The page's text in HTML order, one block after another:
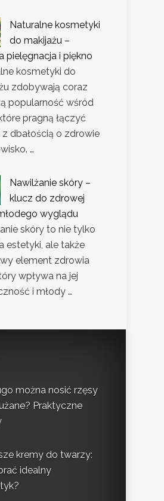
Naturalne kosmetyki
do makijażu –
pielęgnacja i piękno
kosmetyki do
zdobywają coraz
popularność wśród
pragną łączyć
dbałością o zdrowie
…
Nawilżanie skóry –
klucz do zdrowej
wyglądu
skóry to nie tylko
estetyki, ale także
element zdrowia
wpływa na jej
i młody …
można nosić rzęsy
Praktyczne
kremy do twarzy:
idealny